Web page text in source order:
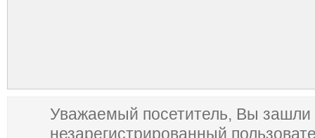
Уважаемый посетитель, Вы зашли
незарегистрированный